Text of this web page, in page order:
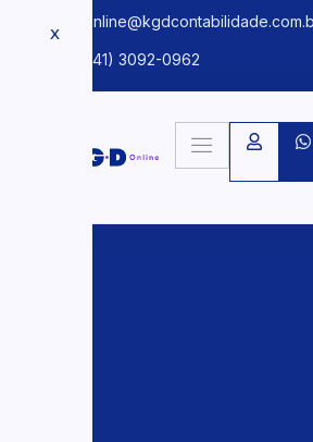
+55 (41) 3092-0962
X